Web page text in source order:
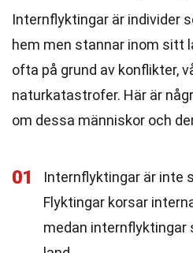
Internflyktingar är individer
hem men stannar inom sitt
ofta på grund av konflikter,
naturkatastrofer. Här är
om dessa människor och
01
Internflyktingar är inte
Flyktingar korsar
medan